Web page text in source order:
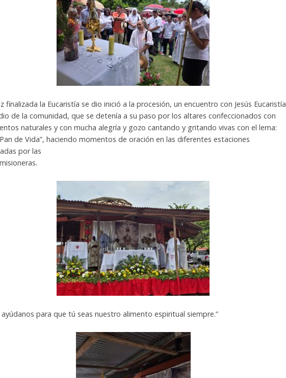
finalizada la Eucaristía se dio inició a la procesión, un encuentro con Jesús Eucaristía
de la comunidad, que se detenía a su paso por los altares confeccionados con
naturales y con mucha alegría y gozo cantando y gritando vivas con el lema:
Pan de Vida”, haciendo momentos de oración en las diferentes estaciones
por las
ayúdanos para que tú seas nuestro alimento espiritual siempre.”